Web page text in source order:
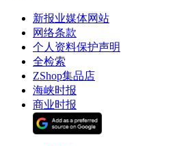
新报业媒体网站
网络条款
个人资料保护声明
全检索
ZShop集品店
海峡时报
商业时报